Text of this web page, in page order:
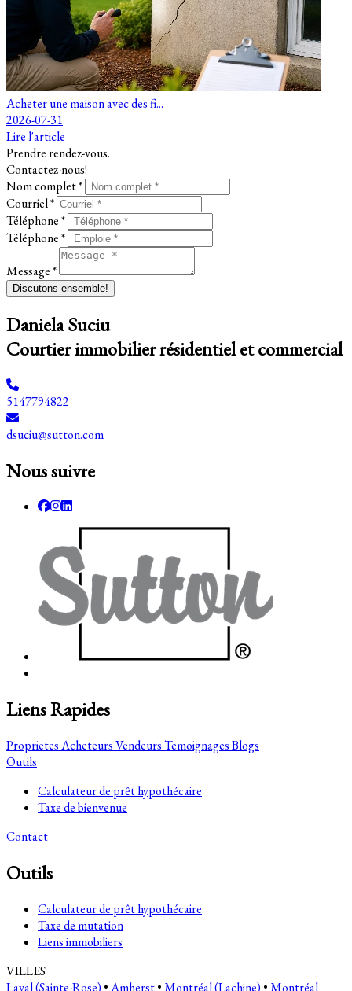
Acheter une maison avec des fi...
2026-07-31
Lire l'article
Prendre rendez-vous.
Contactez-nous!
Nom complet *
Courriel *
Téléphone *
Téléphone *
Message *
Discutons ensemble!
Daniela Suciu
Courtier immobilier résidentiel et commercial
5147794822
dsuciu@sutton.com
Nous suivre
Liens Rapides
ProprietesAcheteursVendeursTemoignagesBlogs
Outils
Calculateur de prêt hypothécaire
Taxe de bienvenue
Contact
Outils
Calculateur de prêt hypothécaire
Taxe de mutation
Liens immobiliers
VILLES
Laval (Sainte-Rose) • Amherst• Montréal (Lachine) • Montréal